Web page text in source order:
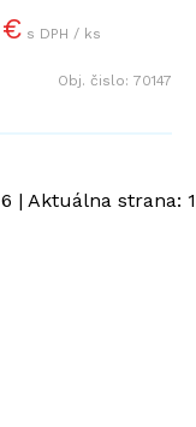
€ s DPH / ks
Obj. čislo: 70147
6 | Aktuálna strana: 1